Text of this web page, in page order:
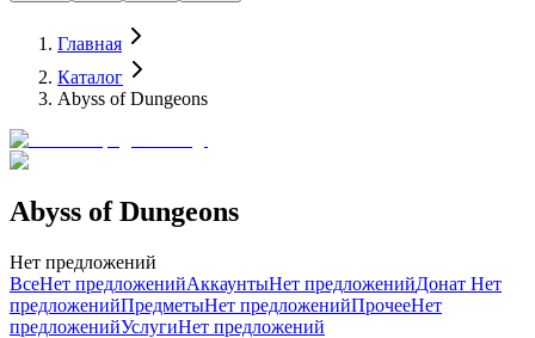
Главная
Каталог
Abyss of Dungeons
Abyss of Dungeons
Нет предложений
ВсеНет предложенийАккаунтыНет предложенийДонат Нет
предложенийПредметыНет предложенийПрочееНет
предложенийУслугиНет предложений